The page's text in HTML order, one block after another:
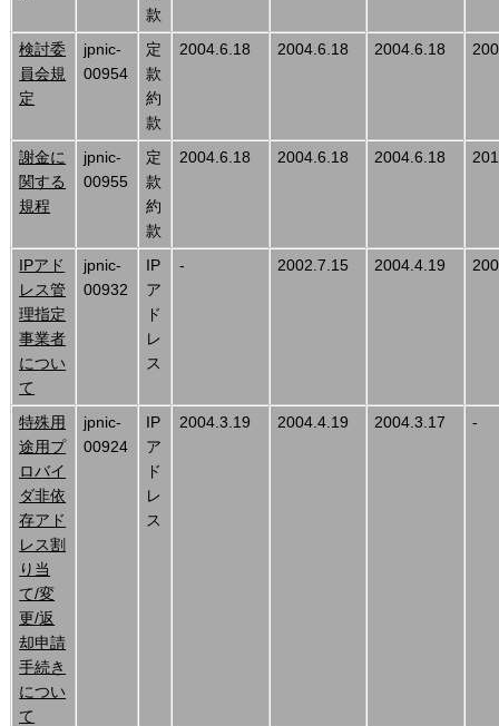
款
検討委
員会規
定
jpnic-
00954
定
款
約
款
2004.6.18 2004.6.18 2004.6.18
謝金に
関する
規程
jpnic-
00955
定
款
約
款
2004.6.18 2004.6.18 2004.6.18
IPアド
レス管
理指定
事業者
につい
て
jpnic-
00932
IP
ア
ド
レ
ス
- 2002.7.15 2004.4.19
特殊用
途用プ
ロバイ
ダ非依
存アド
レス割
り当
て/変
更/返
却申請
手続き
につい
て
jpnic-
00924
IP
ア
ド
レ
ス
2004.3.19 2004.4.19 2004.3.17 -